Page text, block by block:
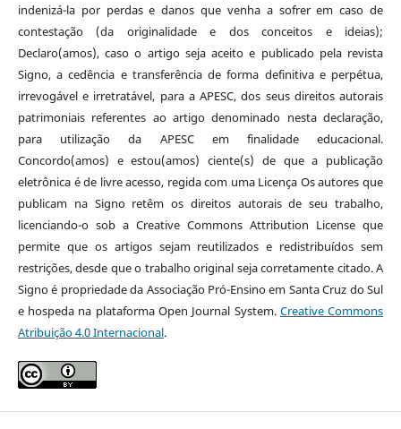
indenizá-la por perdas e danos que venha a sofrer em caso de
contestação (da originalidade e dos conceitos e ideias);
Declaro(amos), caso o artigo seja aceito e publicado pela revista
Signo, a cedência e transferência de forma definitiva e perpétua,
irrevogável e irretratável, para a APESC, dos seus direitos autorais
patrimoniais referentes ao artigo denominado nesta declaração,
para utilização da APESC em finalidade educacional.
Concordo(amos) e estou(amos) ciente(s) de que a publicação
eletrônica é de livre acesso, regida com uma Licença Os autores que
publicam na Signo retêm os direitos autorais de seu trabalho,
licenciando-o sob a Creative Commons Attribution License que
permite que os artigos sejam reutilizados e redistribuídos sem
restrições, desde que o trabalho original seja corretamente citado. A
Signo é propriedade da Associação Pró-Ensino em Santa Cruz do Sul
e hospeda na plataforma Open Journal System. Creative Commons
Atribuição 4.0 Internacional.